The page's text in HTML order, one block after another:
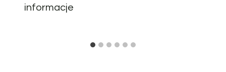
informacje